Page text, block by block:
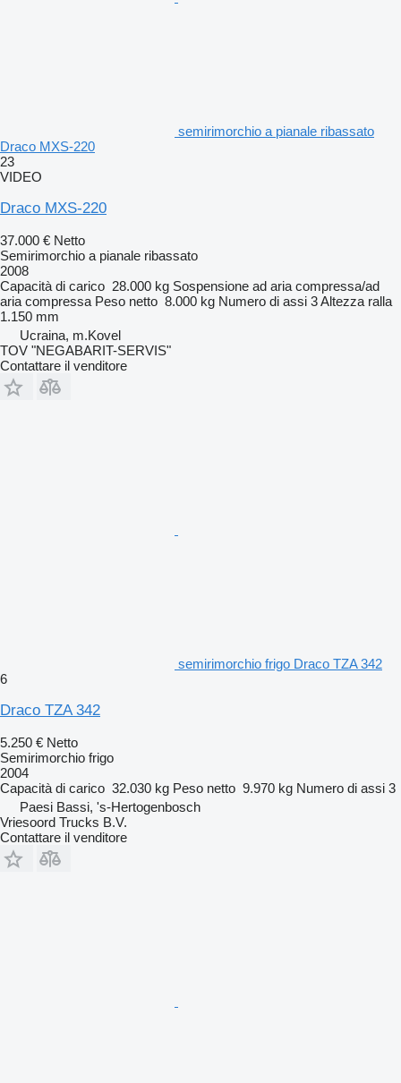
semirimorchio a pianale ribassato
Draco MXS-220
23
VIDEO
Draco MXS-220
37.000 € Netto
Semirimorchio a pianale ribassato
2008
Capacità di carico 28.000 kg Sospensione ad aria compressa/ad
aria compressa Peso netto 8.000 kg Numero di assi 3Altezza ralla
1.150 mm
Ucraina, m.Kovel
TOV "NEGABARIT-SERVIS"
Contattare il venditore
semirimorchio frigo Draco TZA 342
6
Draco TZA 342
5.250 € Netto
Semirimorchio frigo
2004
Capacità di carico 32.030 kg Peso netto 9.970 kg Numero di assi 3
Paesi Bassi, 's-Hertogenbosch
Vriesoord Trucks B.V.
Contattare il venditore